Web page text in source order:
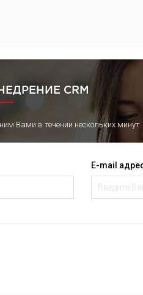
CRM
Вами в течении нескольких минут.
E-mail